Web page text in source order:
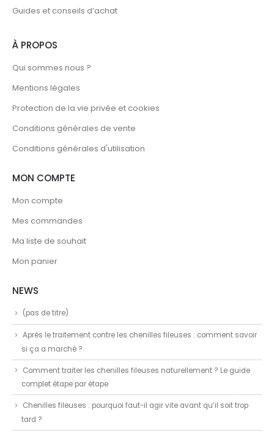
Guides et conseils d’achat
À PROPOS
Qui sommes nous ?
Mentions légales
Protection de la vie privée et cookies
Conditions générales de vente
Conditions générales d'utilisation
MON COMPTE
Mon compte
Mes commandes
Ma liste de souhait
Mon panier
NEWS
(pas de titre)
Après le traitement contre les chenilles fileuses : comment savoir
si ça a marché ?
Comment traiter les chenilles fileuses naturellement ? Le guide
complet étape par étape
Chenilles fileuses : pourquoi faut-il agir vite avant qu’il soit trop
tard ?